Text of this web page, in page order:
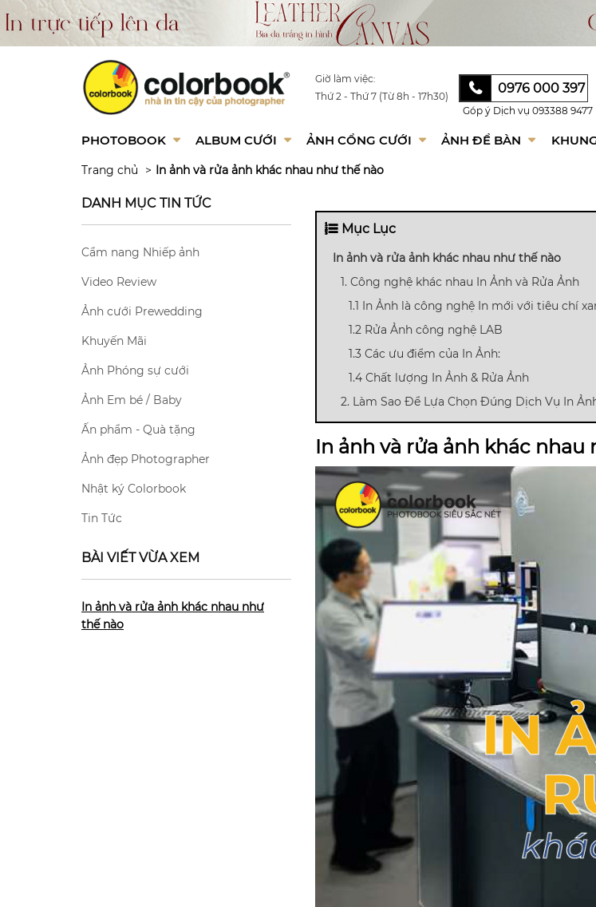
Giờ làm việc:
Thứ 2 - Thứ 7 (Từ 8h - 17h30)
0976 000 397
Góp ý Dịch vụ 093388 9477
PHOTOBOOK ALBUM CƯỚI ẢNH CỔNG CƯỚI ẢNH ĐỂ BÀN
Trang chủ In ảnh và rửa ảnh khác nhau như thế nào
DANH MỤC TIN TỨC
Cẩm nang Nhiếp ảnh
Video Review
Ảnh cưới Prewedding
Khuyến Mãi
Ảnh Phóng sự cưới
Ảnh Em bé / Baby
Ấn phẩm - Quà tặng
Ảnh đẹp Photographer
Nhật ký Colorbook
Tin Tức
BÀI VIẾT VỪA XEM
In ảnh và rửa ảnh khác nhau như
thế nào
Mục Lục
In ảnh và rửa ảnh khác nhau như thế nào
1. Công nghệ khác nhau In Ảnh và Rửa Ảnh
1.1 In Ảnh là công nghệ In mới với tiêu chí
1.2 Rửa Ảnh công nghệ LAB
1.3 Các ưu điểm của In Ảnh:
1.4 Chất lượng In Ảnh & Rửa Ảnh
2. Làm Sao Để Lựa Chọn Đúng Dịch Vụ In
In ảnh và rửa ảnh khác nhau